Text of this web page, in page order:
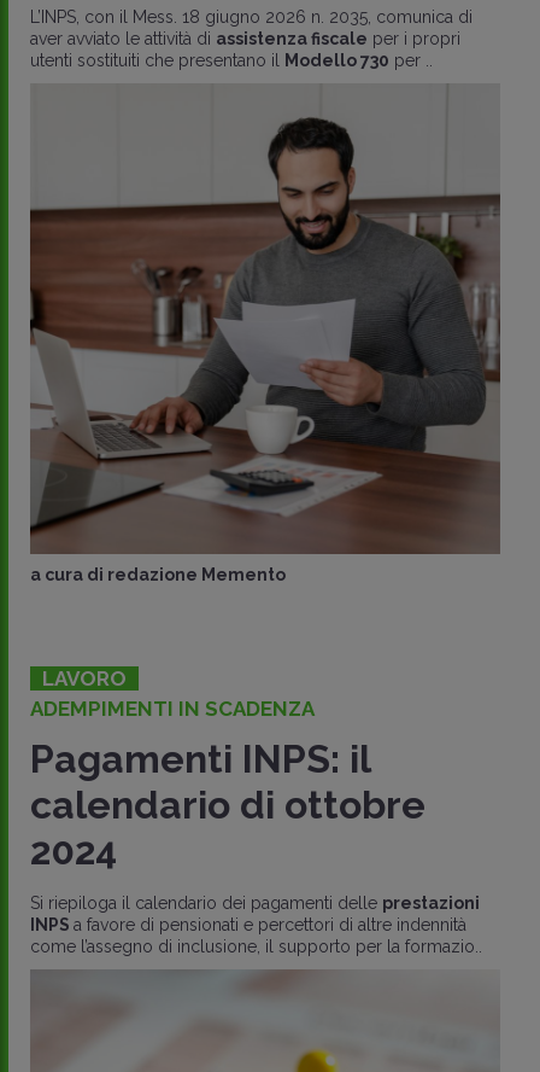
L’INPS, con il Mess. 18 giugno 2026 n. 2035, comunica di
aver avviato le attività di assistenza fiscale per i propri
utenti sostituiti che presentano il
Modello 730 per ..
a cura di redazione Memento
LAVORO
ADEMPIMENTI IN SCADENZA
Pagamenti INPS: il
calendario di ottobre
2024
Si riepiloga il calendario dei pagamenti delle prestazioni
INPS a favore di pensionati e percettori di altre indennità
come l’assegno di inclusione, il supporto per la formazio..